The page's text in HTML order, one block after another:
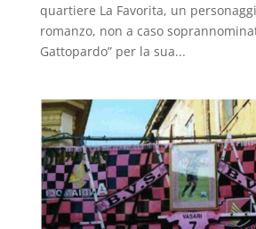
quartiere La Favorita, un
romanzo, non a caso
Gattopardo” per la sua...